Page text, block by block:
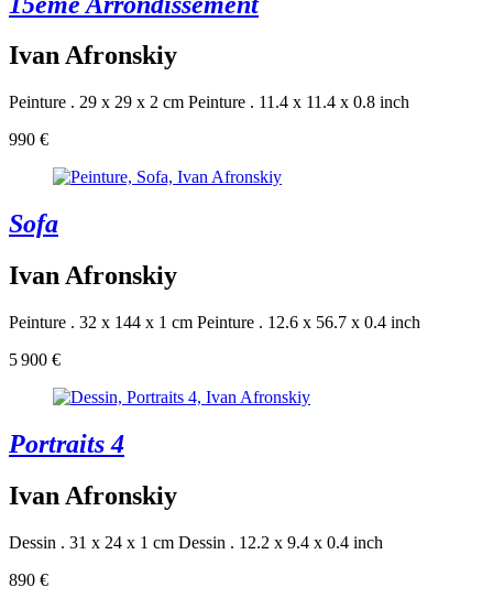
Ivan Afronskiy
Peinture . 29 x 29 x 2 cm Peinture . 11.4 x 11.4 x 0.8 inch
990 €
Sofa
Ivan Afronskiy
Peinture . 32 x 144 x 1 cm Peinture . 12.6 x 56.7 x 0.4 inch
5 900 €
Portraits 4
Ivan Afronskiy
Dessin . 31 x 24 x 1 cm Dessin . 12.2 x 9.4 x 0.4 inch
890 €